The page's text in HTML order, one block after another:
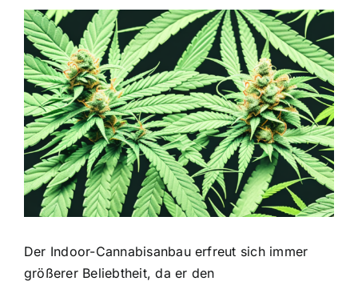
Zeige
grösseres
Bild
Der Indoor-Cannabisanbau erfreut sich immer
größerer Beliebtheit, da er den